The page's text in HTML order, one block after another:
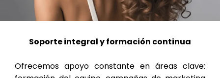
Soporte integral y formación continua
Ofrecemos apoyo constante en áreas clave: